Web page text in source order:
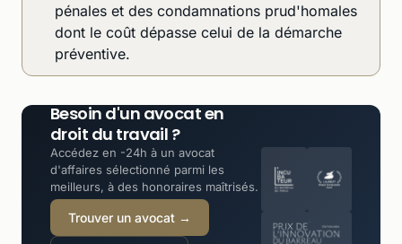
pénales et des condamnations prud'homales
dont le coût dépasse celui de la démarche
préventive.
Besoin d'un avocat en
droit du travail ?
Accédez en -24h à un avocat
d'affaires sélectionné parmi les
meilleurs, à des honoraires maîtrisés.
Trouver un avocat →